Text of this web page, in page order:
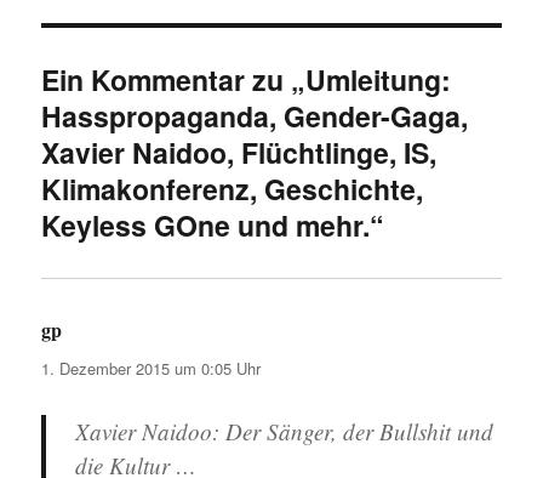
Ein Kommentar zu „Umleitung:
Hasspropaganda, Gender-Gaga,
Xavier Naidoo, Flüchtlinge, IS,
Klimakonferenz, Geschichte,
Keyless GOne und mehr.“
gp
1. Dezember 2015 um 0:05 Uhr
Xavier Naidoo: Der Sänger, der Bullshit und
die Kultur …